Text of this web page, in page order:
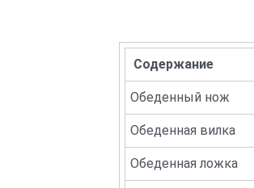
Содержание
Обеденный нож
Обеденная вилка
Обеденная ложка